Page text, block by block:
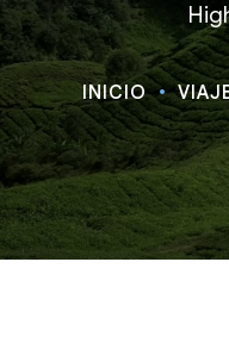
INICIO